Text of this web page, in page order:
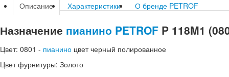
Описание Характеристики О бренде PETROF
Назначение пианино PETROF P 118M1
Цвет: 0801 - пианино цвет черный полированное
Цвет фурнитуры: Золото